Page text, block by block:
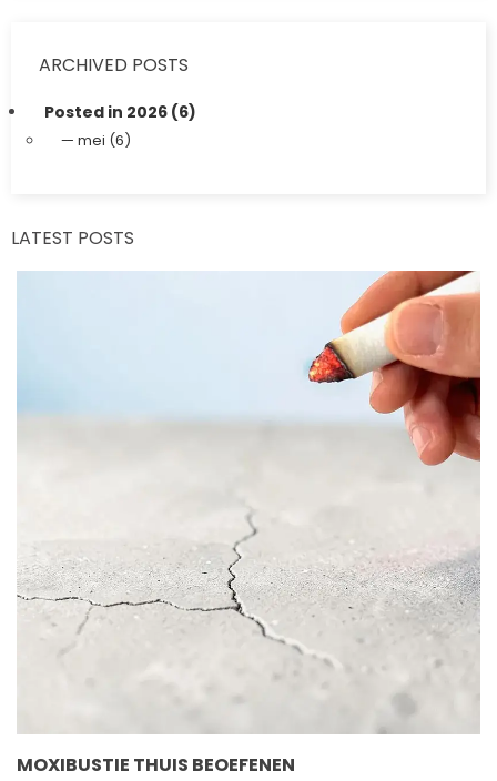
ARCHIVED POSTS
Posted in 2026 (6)
mei (6)
LATEST POSTS
MOXIBUSTIE THUIS BEOEFENEN